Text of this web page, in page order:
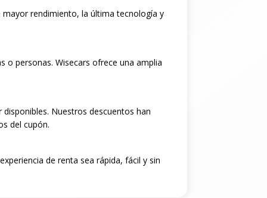
rendimiento, la última tecnología y
o personas. Wisecars ofrece una amplia
Nuestros descuentos han
del cupón.
de renta sea rápida, fácil y sin